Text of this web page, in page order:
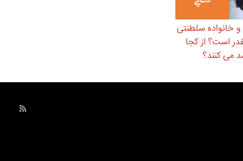
خانواده سلطنتی
است؟ از کجا
می کنند؟